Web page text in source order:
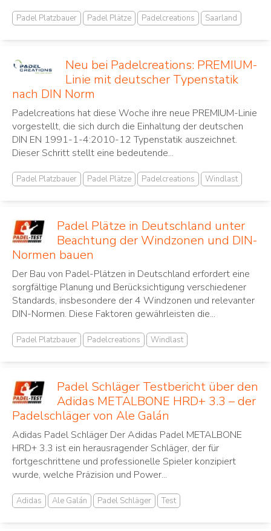
Padel Platzbauer Padel Plätze Padelcreations Saarland
Neu bei Padelcreations: PREMIUM-
Linie mit deutscher Typenstatik
nach DIN Norm
Padelcreations hat diese Woche ihre neue PREMIUM-Linie
vorgestellt, die sich durch die Einhaltung der deutschen
DIN EN 1991-1-4:2010-12 Typenstatik auszeichnet.
Dieser Schritt stellt eine bedeutende...
Padel Platzbauer Padel Plätze Padelcreations Windlast
Padel Plätze in Deutschland unter
Beachtung der Windzonen und DIN-
Normen bauen
Der Bau von Padel-Plätzen in Deutschland erfordert eine
sorgfältige Planung und Berücksichtigung verschiedener
Standards, insbesondere der 4 Windzonen und relevanter
DIN-Normen. Diese Faktoren gewährleisten die...
Padel Platzbauer Padelcreations Windlast
Padel Schläger Testbericht über den
Adidas METALBONE HRD+ 3.3 – der
Padelschläger von Ale Galán
Adidas Padel Schläger Der Adidas Padel METALBONE
HRD+ 3.3 ist ein herausragender Schläger, der für
fortgeschrittene und professionelle Spieler konzipiert
wurde, welche Präzision und Power...
Adidas Ale Galán Padel Schläger Test